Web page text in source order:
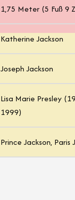
1,75 Meter (5 Fuß 9
Katherine Jackson
Joseph Jackson
Lisa Marie Presley
1999)
Prince Jackson, Paris